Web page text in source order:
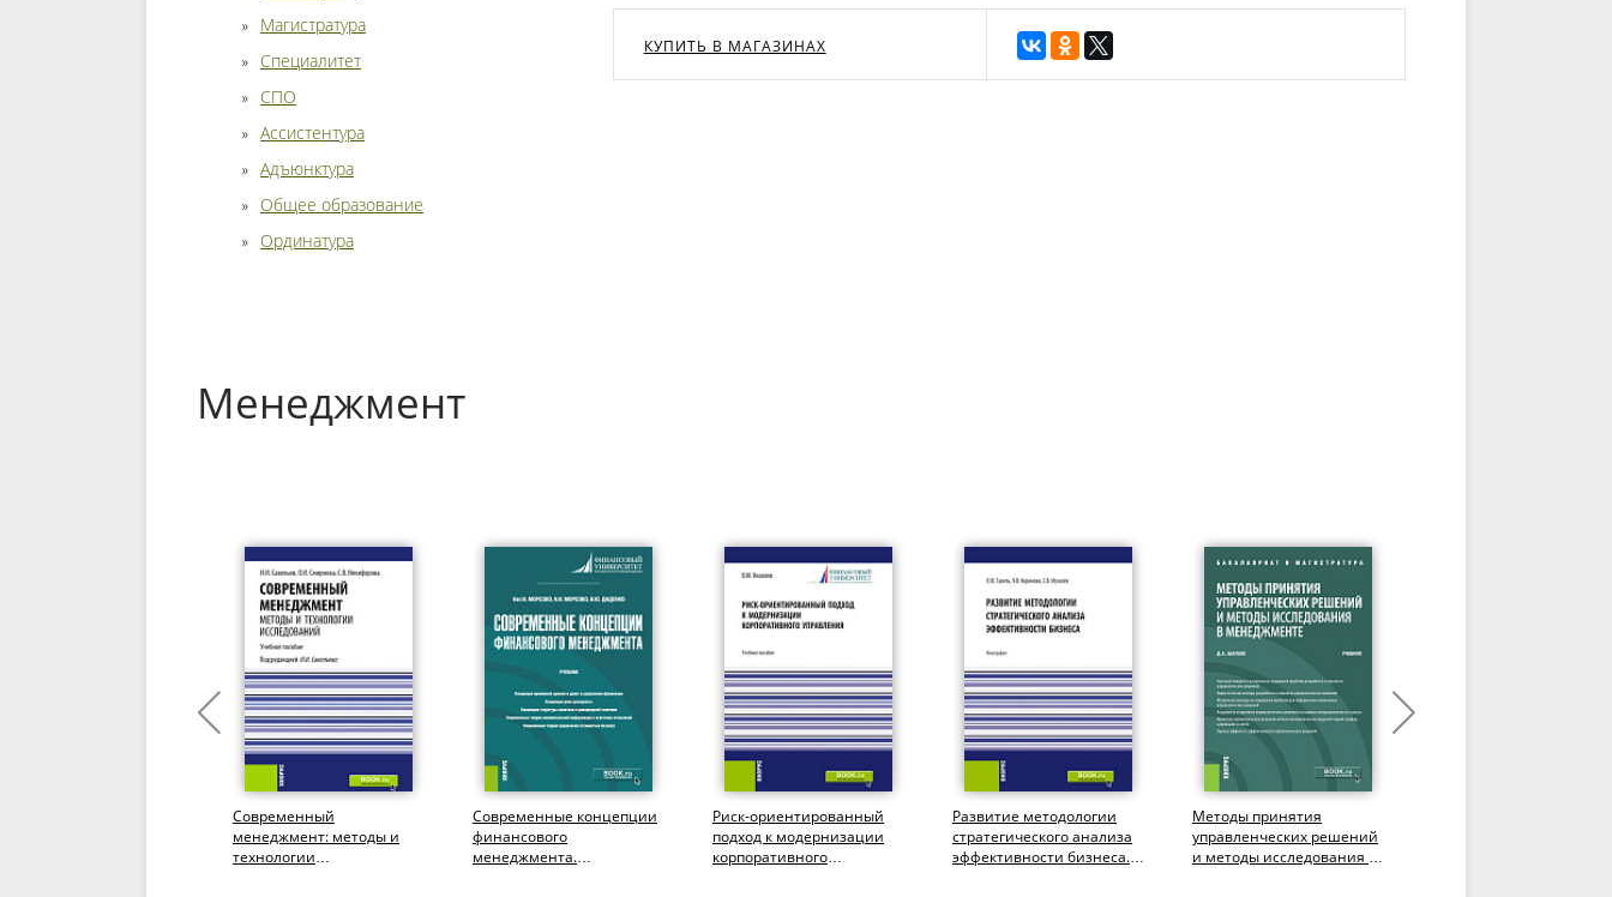
Магистратура
Специалитет
СПО
Ассистентура
Адъюнктура
Общее образование
Ординатура
КУПИТЬ В МАГАЗИНАХ
Менеджмент
Современный
менеджмент: методы и
технологии
Современные концепции
финансового
менеджмента.
Риск-ориентированный
подход к модернизации
корпоративного
Развитие методологии
стратегического анализа
эффективности бизнеса.
Методы принятия
управленческих решений
и методы исследования в